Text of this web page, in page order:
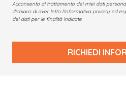
Acconsento al trattamento dei miei dati
dichiaro di aver letto l'informativa privacy ed
dei dati per le finalità indicate
RICHIEDI